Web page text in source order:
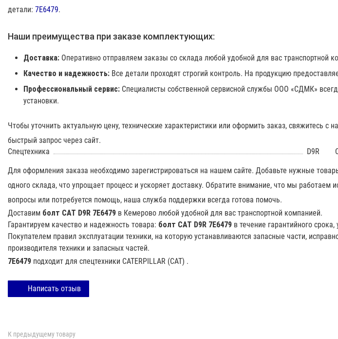
детали: 7E6479.
Наши преимущества при заказе комплектующих:
Доставка: Оперативно отправляем заказы со склада любой удобной для вас транспортной
Качество и надежность: Все детали проходят строгий контроль. На продукцию
Профессиональный сервис: Специалисты собственной сервисной службы ООО «СДМК»
установки.
Чтобы уточнить актуальную цену, технические характеристики или оформить заказ, свяжитесь
быстрый запрос через сайт.
Спецтехника
D9R
Для оформления заказа необходимо зарегистрироваться на нашем сайте. Добавьте нужные
одного склада, что упрощает процесс и ускоряет доставку. Обратите внимание, что мы
вопросы или потребуется помощь, наша служба поддержки всегда готова помочь.
Доставим болт CAT D9R 7E6479 в Кемерово любой удобной для вас транспортной компанией.
Гарантируем качество и надежность товара: болт CAT D9R 7E6479 в течение гарантийного
Покупателем правил эксплуатации техники, на которую устанавливаются запасные части,
производителя техники и запасных частей.
7E6479 подходит для спецтехники CATERPILLAR (CAT) .
Написать отзыв
К предыдущему товару